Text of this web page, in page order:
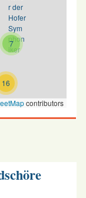
7
16
contributors